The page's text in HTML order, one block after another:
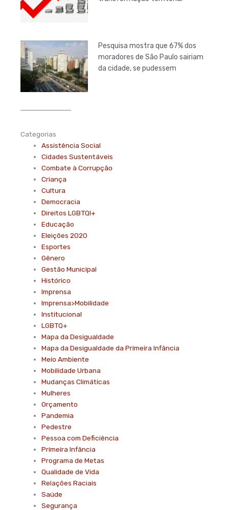
Pesquisa mostra que 67% dos
moradores de São Paulo sairiam
da cidade, se pudessem
Categorias
Assistência Social
Cidades Sustentáveis
Combate à Corrupção
Criança
Cultura
Democracia
Direitos LGBTQI+
Educação
Eleições 2020
Esportes
Gênero
Gestão Municipal
Histórico
Imprensa
Imprensa>Mobilidade
Institucional
LGBTQ+
Mapa da Desigualdade
Mapa da Desigualdade da Primeira Infância
Meio Ambiente
Mobilidade Urbana
Mudanças Climáticas
Mulheres
Orçamento
Pandemia
Pedestre
Pessoa com Deficiência
Primeira Infância
Programa de Metas
Qualidade de Vida
Relações Raciais
Saúde
Segurança